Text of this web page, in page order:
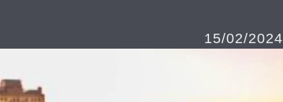
15/02/2024